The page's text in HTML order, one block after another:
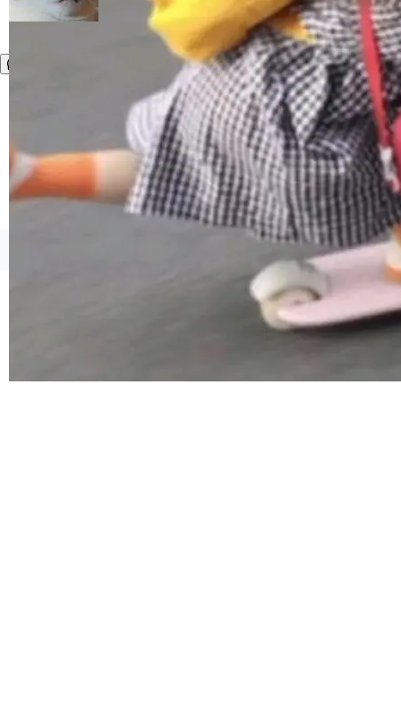
断从他嘴里说出来分量不同。Hugging Face 是
全球最大的开源 AI 平台，上面跑着上百万个模
家居控制、家庭实验室，都算稀奇事。 Crawsh
aw 是 Shelley 的作者，一个开源 AI coding age
nt。他最近在博客上写了一篇文章，核心论点很
简单：开发者工具必须开源。 理由不是传统的自
由软件情怀，而是一个跟 AI agent 直接相关的
技术判断。 两行 prompt 就能个性化任何软件 C
rawshaw 给出了两个 prompt。 第一个： "下载
某个软件的源码，在本地构建。修改 agent ...
京ICP备2025119063号